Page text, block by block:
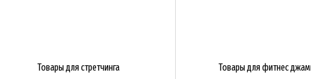
Товары для стретчинга Товары для фитнес